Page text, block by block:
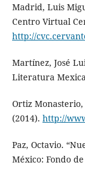
Madrid, Luis
Centro Virtual
http://
Martínez, José
Literatura
Ortiz Monasterio,
(2014). http://
Paz, Octavio.
México: Fondo